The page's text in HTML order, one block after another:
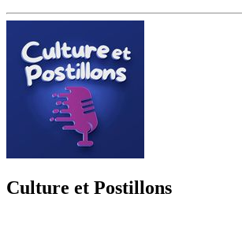
Culture et Postillons